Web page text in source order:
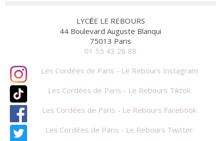
LYCÉE LE REBOURS
44 Boulevard Auguste Blanqui
75013 Paris
01 55 43 28 88
Les Cordées de Paris - Le Rebours Instagram
Les Cordées de Paris - Le Rebours Tiktok
Les Cordées de Paris - Le Rebours Facebook
Les Cordées de Paris - Le Rebours Twitter